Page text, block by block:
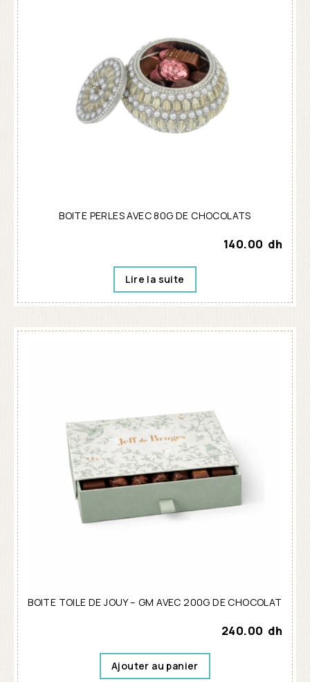
BOITE PERLES AVEC 80G DE CHOCOLATS
140.00 dh
Lire la suite
BOITE TOILE DE JOUY – GM AVEC 200G DE CHOCOLAT
240.00 dh
Ajouter au panier